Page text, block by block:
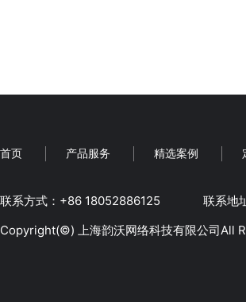
首页 产品服务 精选案例
联系方式：+86 18052886125
联系地
Copyright(©) 上海韵沃网络科技有限公司All